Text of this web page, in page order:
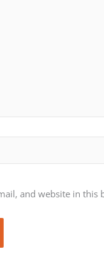
and website in